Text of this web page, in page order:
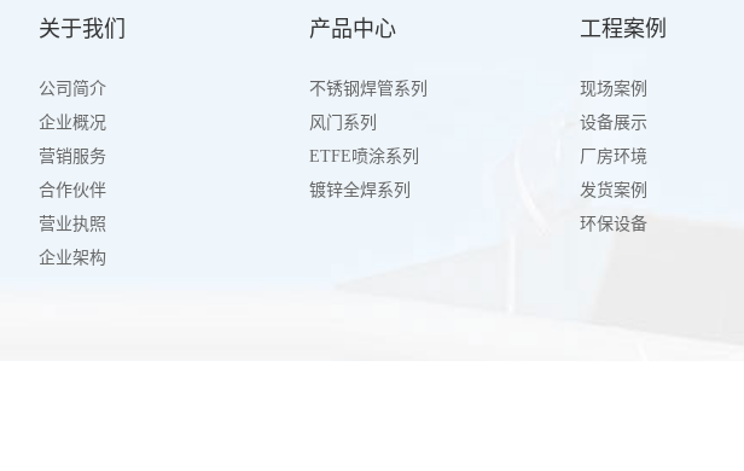
关于我们
公司简介
企业概况
营销服务
合作伙伴
营业执照
企业架构
产品中心
不锈钢焊管系列
风门系列
ETFE喷涂系列
镀锌全焊系列
工程案例
现场案例
设备展示
厂房环境
发货案例
环保设备